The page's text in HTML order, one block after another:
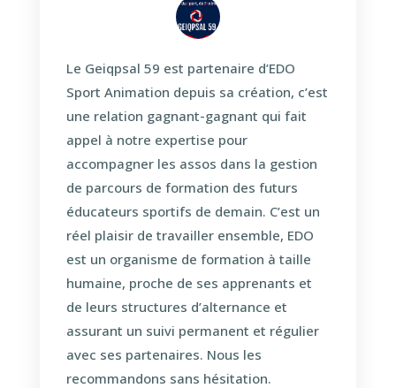
Le Geiqpsal 59 est partenaire d’EDO
Sport Animation depuis sa création, c’est
une relation gagnant-gagnant qui fait
appel à notre expertise pour
accompagner les assos dans la gestion
de parcours de formation des futurs
éducateurs sportifs de demain. C’est un
réel plaisir de travailler ensemble, EDO
est un organisme de formation à taille
humaine, proche de ses apprenants et
de leurs structures d’alternance et
assurant un suivi permanent et régulier
avec ses partenaires. Nous les
recommandons sans hésitation.